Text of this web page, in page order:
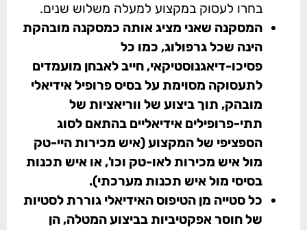
בחרו לעסוק במקצוע למעלה משלוש שנים.
המסקנה שאני מציג אותה כמסקנה מובהקת
הינה שכל גרפולוג, כמו כל
פסיכו-דיאגנוסטיקאי, חייב לאבחן מועמדים
לתעסוקה מסוימת על בסיס פרופיל אידיאלי
מובהק, תוך ביצוע של ווריאציות של
תתי-פרופילים אידיאליים בהתאם לסוג
הספציפי של המקצוע (איש מכירות היי-טק
מול איש מכירות לאו-טק וכו', או איש תכנות
בסיסי מול איש תכנות מערכתי).
כל סטייה מן הטיפוס האידיאלי גוררת לסטיות
של חוסר אפקטיביות בביצוע המטלה, הן